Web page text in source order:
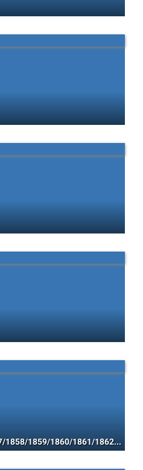
1853/1854/1855/1856/1857/1858/1859/1860/1861/1862/1863/1864/1865/1866/1867